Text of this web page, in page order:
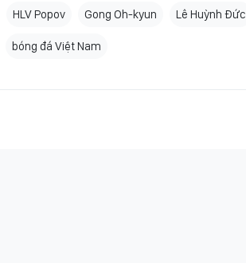
HLV Popov Gong Oh-kyun Lê Huỳnh Đức
bóng đá Việt Nam